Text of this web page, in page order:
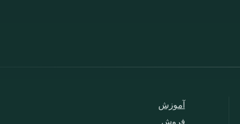
آموزش
فروش